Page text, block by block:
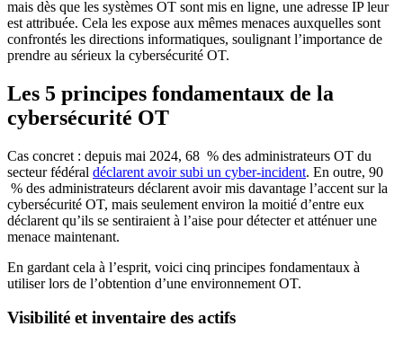
mais dès que les systèmes OT sont mis en ligne, une adresse IP leur
est attribuée. Cela les expose aux mêmes menaces auxquelles sont
confrontés les directions informatiques, soulignant l’importance de
prendre au sérieux la cybersécurité OT.
Les 5 principes fondamentaux de la
cybersécurité OT
Cas concret : depuis mai 2024, 68 % des administrateurs OT du
secteur fédéral déclarent avoir subi un cyber-incident. En outre, 90
% des administrateurs déclarent avoir mis davantage l’accent sur la
cybersécurité OT, mais seulement environ la moitié d’entre eux
déclarent qu’ils se sentiraient à l’aise pour détecter et atténuer une
menace maintenant.
En gardant cela à l’esprit, voici cinq principes fondamentaux à
utiliser lors de l’obtention d’une environnement OT.
Visibilité et inventaire des actifs